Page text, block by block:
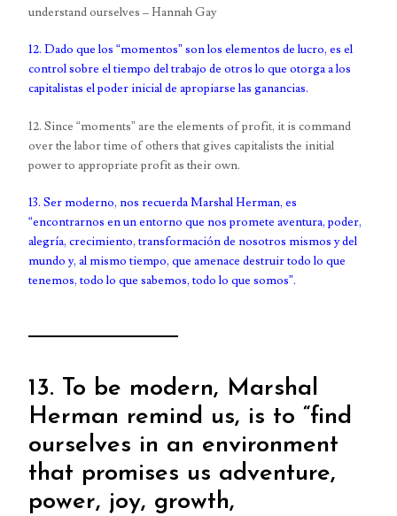
understand ourselves – Hannah Gay
12. Dado que los “momentos” son los elementos de lucro, es el
control sobre el tiempo del trabajo de otros lo que otorga a los
capitalistas el poder inicial de apropiarse las ganancias.
12. Since “moments” are the elements of profit, it is command
over the labor time of others that gives capitalists the initial
power to appropriate profit as their own.
13. Ser moderno, nos recuerda Marshal Herman, es
“encontrarnos en un entorno que nos promete aventura, poder,
alegría, crecimiento, transformación de nosotros mismos y del
mundo y, al mismo tiempo, que amenace destruir todo lo que
tenemos, todo lo que sabemos, todo lo que somos”.
13. To be modern, Marshal
Herman remind us, is to “find
ourselves in an environment
that promises us adventure,
power, joy, growth,